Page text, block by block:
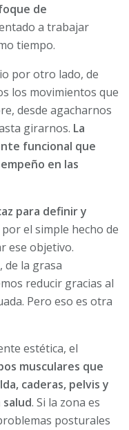
de
a trabajar
tiempo.
por otro lado, de
los movimientos que
desde agacharnos
girarnos. La
funcional que
en las
para definir y
el simple hecho de
ese objetivo.
de la grasa
reducir gracias al
Pero eso es otra
estética, el
musculares que
caderas, pelvis y
. Si la zona es
posturales